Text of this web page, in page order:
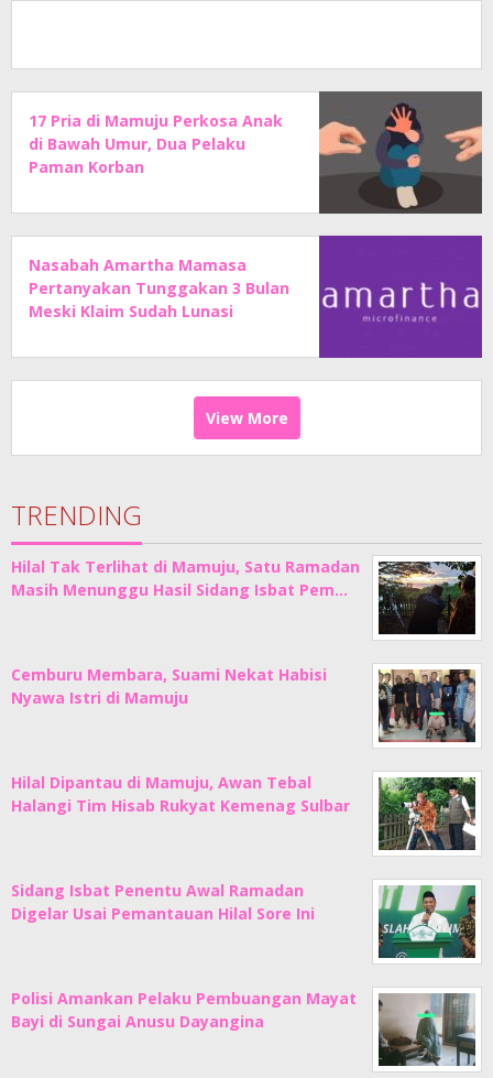
17 Pria di Mamuju Perkosa Anak
di Bawah Umur, Dua Pelaku
Paman Korban
Nasabah Amartha Mamasa
Pertanyakan Tunggakan 3 Bulan
Meski Klaim Sudah Lunasi
View More
TRENDING
Hilal Tak Terlihat di Mamuju, Satu Ramadan
Masih Menunggu Hasil Sidang Isbat Pem…
Cemburu Membara, Suami Nekat Habisi
Nyawa Istri di Mamuju
Hilal Dipantau di Mamuju, Awan Tebal
Halangi Tim Hisab Rukyat Kemenag Sulbar
Sidang Isbat Penentu Awal Ramadan
Digelar Usai Pemantauan Hilal Sore Ini
Polisi Amankan Pelaku Pembuangan Mayat
Bayi di Sungai Anusu Dayangina